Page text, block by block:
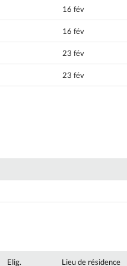
16 fév
16 fév
23 fév
23 fév
Elig. Lieu de résidence